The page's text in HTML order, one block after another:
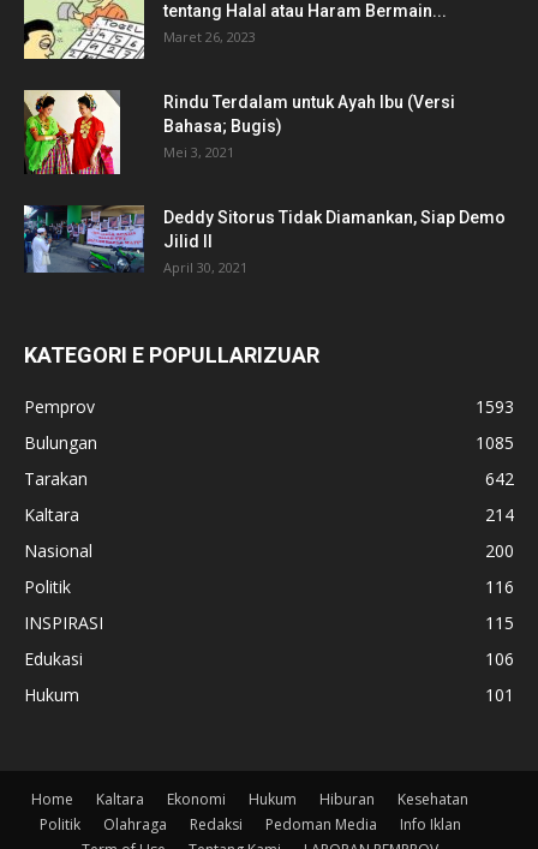
tentang Halal atau Haram Bermain...
Maret 26, 2023
Rindu Terdalam untuk Ayah Ibu (Versi
Bahasa; Bugis)
Mei 3, 2021
Deddy Sitorus Tidak Diamankan, Siap Demo
Jilid II
April 30, 2021
KATEGORI E POPULLARIZUAR
Pemprov
1593
Bulungan
1085
Tarakan
642
Kaltara
214
Nasional
200
Politik
116
INSPIRASI
115
Edukasi
106
Hukum
101
Home Kaltara Ekonomi Hukum Hiburan
Kesehatan
Politik
Olahraga Redaksi Pedoman Media
Info Iklan